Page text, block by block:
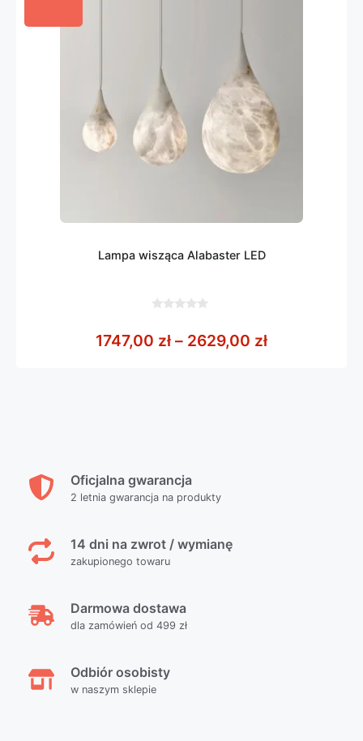
Lampa wisząca Alabaster LED
5
1747,00 zł – 2629,00 złZakres cen:
Oficjalna gwarancja
2 letnia gwarancja na produkty
14 dni na zwrot / wymianę
zakupionego towaru
Darmowa dostawa
dla zamówień od 499 zł
Odbiór osobisty
w naszym sklepie